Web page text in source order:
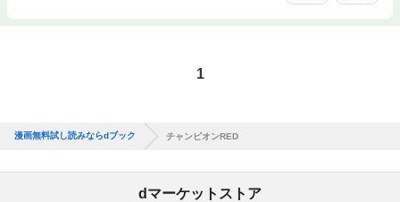
1
漫画無料試し読みならdブック チャンピオンRED
dマーケットストア